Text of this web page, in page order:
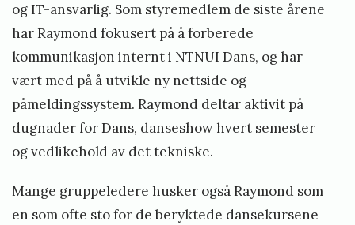
og IT-ansvarlig. Som styremedlem de siste årene
har Raymond fokusert på å forberede
kommunikasjon internt i NTNUI Dans, og har
vært med på å utvikle ny nettside og
påmeldingssystem. Raymond deltar aktivit på
dugnader for Dans, danseshow hvert semester
og vedlikehold av det tekniske.
Mange gruppeledere husker også Raymond som
en som ofte sto for de beryktede dansekursene